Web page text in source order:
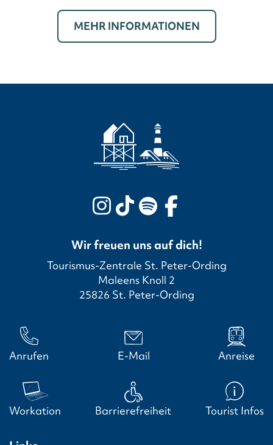
MEHR INFORMATIONEN
Wir freuen uns auf dich!
Tourismus-Zentrale St. Peter-Ording
Maleens Knoll 2
25826 St. Peter-Ording
Anrufen E-Mail Anreise
Workation Barrierefreiheit Tourist Infos